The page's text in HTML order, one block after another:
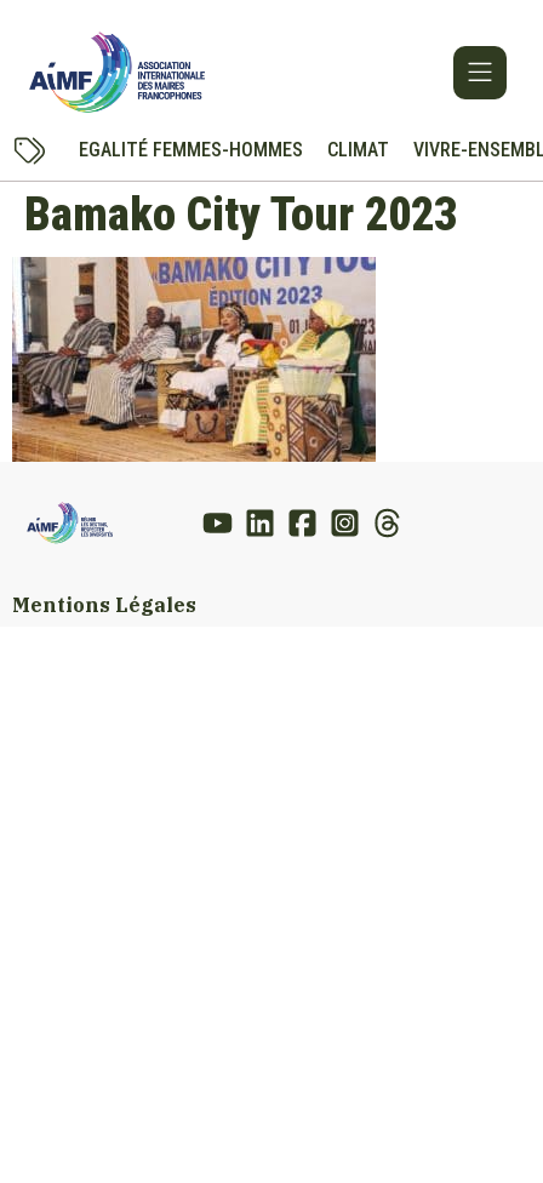
EGALITÉ FEMMES-HOMMES CLIMAT VIVRE-
Bamako City Tour 2023
Mentions Légales